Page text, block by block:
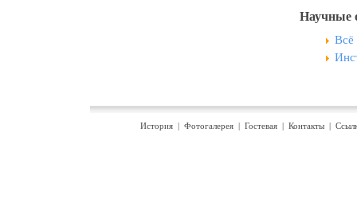
Научные
Всё
История | Фотогалерея | Гостевая | Контакты |